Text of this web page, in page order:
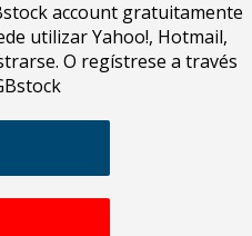
account gratuitamente
utilizar Yahoo!, Hotmail,
O regístrese a través